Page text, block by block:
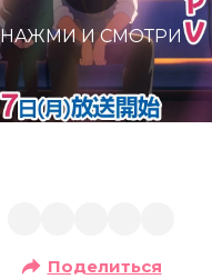
НАЖМИ И СМОТРИ
Поделиться